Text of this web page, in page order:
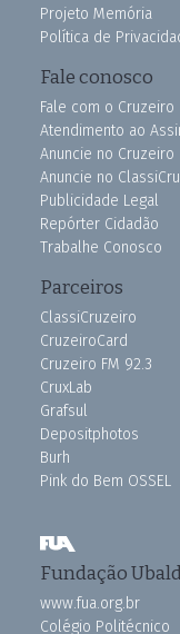
Projeto Memória
Política de
Fale conosco
Fale com o Cruzeiro
Atendimento ao
Anuncie no Cruzeiro
Anuncie no
Publicidade Legal
Repórter Cidadão
Trabalhe Conosco
Parceiros
ClassiCruzeiro
CruzeiroCard
Cruzeiro FM 92.3
CruxLab
Grafsul
Depositphotos
Burh
Pink do Bem OSSEL
Fundação
www.fua.org.br
Colégio Politécnico